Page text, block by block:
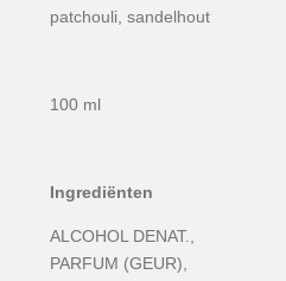
patchouli, sandelhout
100 ml
Ingrediënten
ALCOHOL DENAT.,
PARFUM (GEUR),